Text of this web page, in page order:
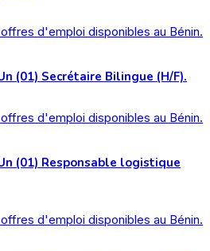
(01) Secrétaire Bilingue (H/F).
(01) Responsable logistique